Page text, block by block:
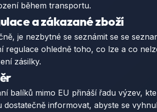
během transportu.
a zákazané zboží
je nezbytné se seznámit se se
regulace ohledně toho, co lze a co
zásilky.
balíků mimo EU přináší řadu výzev,
dostatečně informovat, abyste se